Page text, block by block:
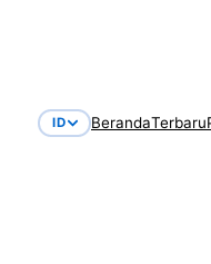
ID BerandaTerbaru